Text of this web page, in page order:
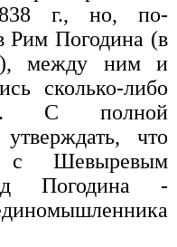
г., но, по-
Рим Погодина (в
между ним и
сколько-либо
С полной
что
с Шевыревым
Погодина -